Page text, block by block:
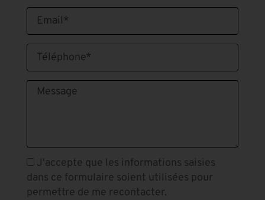
J'accepte que les informations saisies
dans ce formulaire soient utilisées pour
permettre de me recontacter.